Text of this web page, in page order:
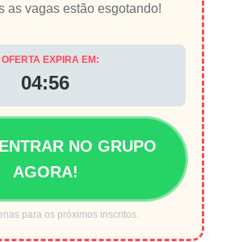
as vagas estão esgotando!
EXPIRA EM:
04:56
NO GRUPO
AGORA!
para os próximos inscritos.